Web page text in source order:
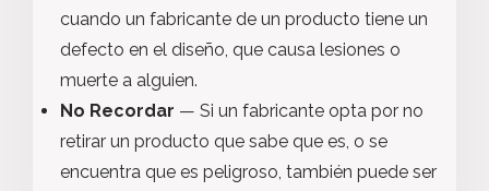
cuando un fabricante de un producto tiene un
defecto en el diseño, que causa lesiones o
muerte a alguien.
No Recordar — Si un fabricante opta por no
retirar un producto que sabe que es, o se
encuentra que es peligroso, también puede ser